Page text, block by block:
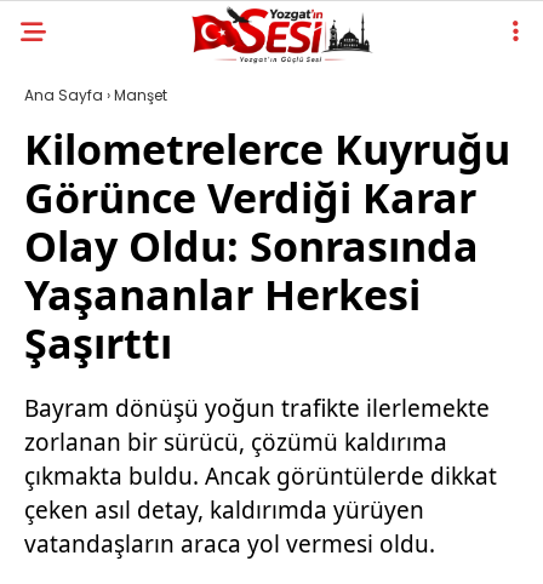
Ana Sayfa ›Manşet
Kilometrelerce Kuyruğu
Görünce Verdiği Karar
Olay Oldu: Sonrasında
Yaşananlar Herkesi
Şaşırttı
Bayram dönüşü yoğun trafikte ilerlemekte
zorlanan bir sürücü, çözümü kaldırıma
çıkmakta buldu. Ancak görüntülerde dikkat
çeken asıl detay, kaldırımda yürüyen
vatandaşların araca yol vermesi oldu.